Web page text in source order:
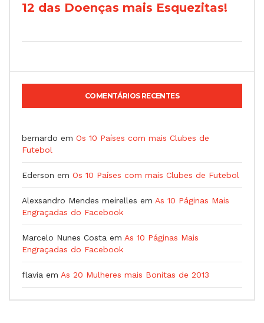
12 das Doenças mais Esquezitas!
COMENTÁRIOS RECENTES
bernardo em Os 10 Países com mais Clubes de
Futebol
Ederson em Os 10 Países com mais Clubes de Futebol
Alexsandro Mendes meirelles em As 10 Páginas Mais
Engraçadas do Facebook
Marcelo Nunes Costa em As 10 Páginas Mais
Engraçadas do Facebook
flavia em As 20 Mulheres mais Bonitas de 2013